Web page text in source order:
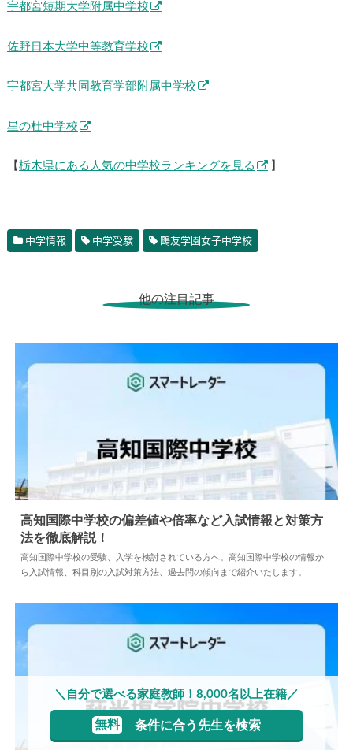
宇都宮短期大学附属中学校
佐野日本大学中等教育学校
宇都宮大学共同教育学部附属中学校
星の杜中学校
【 栃木県にある人気の中学校ランキングを見る 】
中学情報 中学受験 鷗友学園女子中学校
他の注目記事
中学情報 2024.04.18
高知国際中学校の偏差値や倍率など入試情報と対策方
法を徹底解説！
高知国際中学校の受験、入学を検討されている方へ。高知国際中学校の情報か
ら入試情報、科目別の入試対策方法、過去問の傾向まで紹介いたします。
＼自分で選べる家庭教師！8,000名以上在籍／
無料 条件に合う先生を検索